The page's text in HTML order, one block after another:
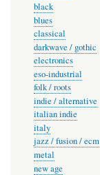
black
blues
classical
darkwave / gothic
electronics
eso-industrial
folk / roots
indie / alternative
italian indie
italy
jazz / fusion / ecm
metal
new age